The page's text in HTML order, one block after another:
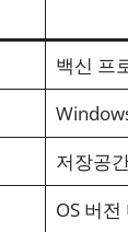
백신 프
저장공
OS 버전